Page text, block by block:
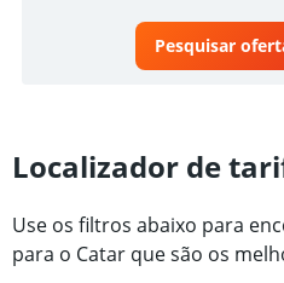
Pesquisar
Localizador de
Use os filtros abaixo para
para o Catar que são os